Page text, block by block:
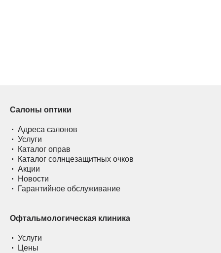
Салоны оптики
Адреса салонов
Услуги
Каталог оправ
Каталог солнцезащитных очков
Акции
Новости
Гарантийное обслуживание
Офтальмологическая клиника
Услуги
Цены